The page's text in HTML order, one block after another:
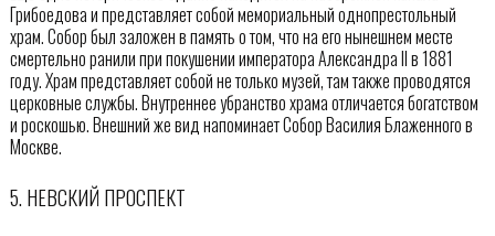
Грибоедова и представляет собой мемориальный однопрестольный
храм. Собор был заложен в память о том, что на его нынешнем месте
смертельно ранили при покушении императора Александра II в 1881
году. Храм представляет собой не только музей, там также проводятся
церковные службы. Внутреннее убранство храма отличается богатством
и роскошью. Внешний же вид напоминает Собор Василия Блаженного в
Москве.
5. НЕВСКИЙ ПРОСПЕКТ